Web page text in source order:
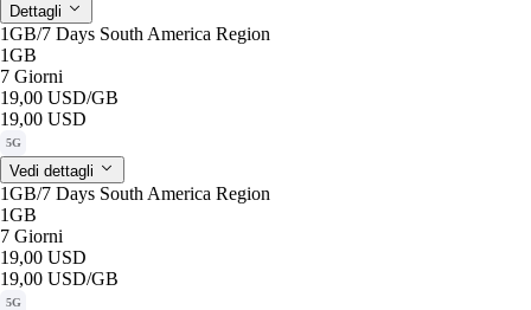
Dettagli
1GB/7 Days South America Region
1GB
7 Giorni
19,00 USD/GB
19,00 USD
5G
Vedi dettagli
1GB/7 Days South America Region
1GB
7 Giorni
19,00 USD
19,00 USD/GB
5G